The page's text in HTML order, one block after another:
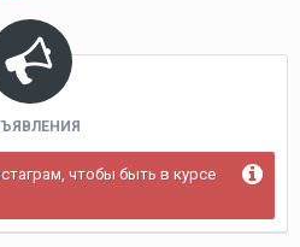
чтобы быть в курсе